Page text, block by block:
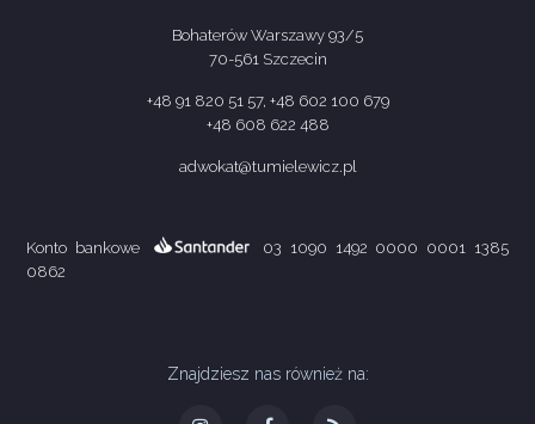
Bohaterów Warszawy 93/5
70-561 Szczecin
+48 91 820 51 57, +48 602 100 679
+48 608 622 488
adwokat@tumielewicz.pl
Konto bankowe
03 1090 1492 0000 0001 1385
0862
Znajdziesz nas również na: